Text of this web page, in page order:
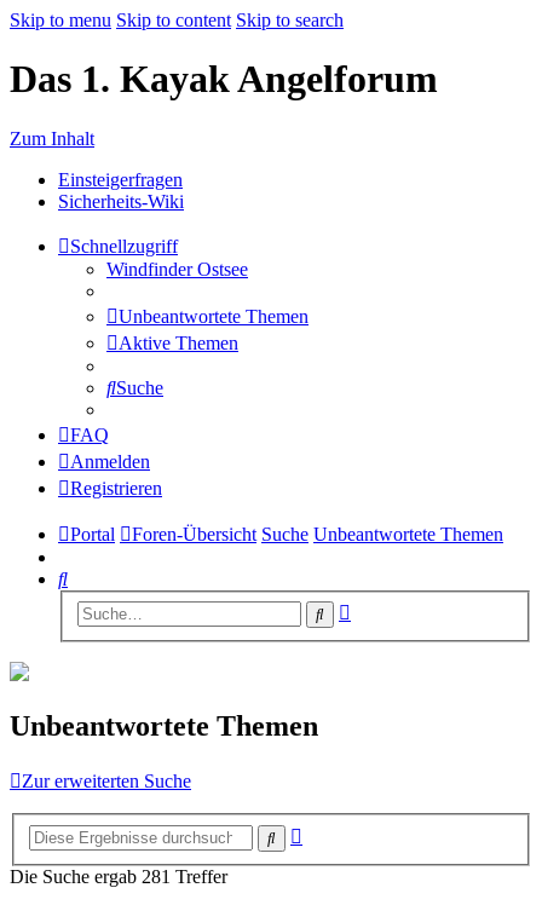
Skip to menu Skip to content Skip to search
Das 1. Kayak Angelforum
Zum Inhalt
Einsteigerfragen
Sicherheits-Wiki
Schnellzugriff
Windfinder Ostsee
Unbeantwortete Themen
Aktive Themen
Suche
FAQ
Anmelden
Registrieren
Portal Foren-Übersicht Suche Unbeantwortete Themen
Suche
Suche
Unbeantwortete Themen
Zur erweiterten Suche
Suche
Die Suche ergab 281 Treffer